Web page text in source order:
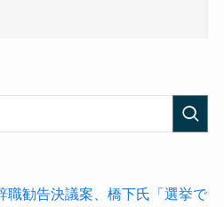
職勧告決議案、橋下氏「選挙で